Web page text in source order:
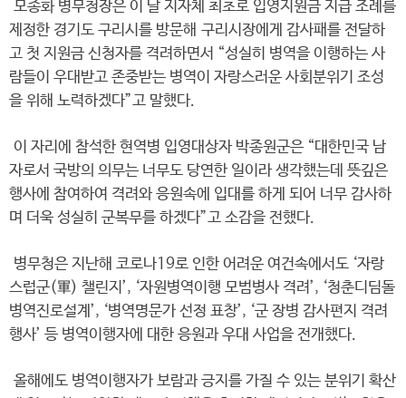
모종화 병무청장은 이 날 지자체 최초로 입영지원금 지급 조례를
제정한 경기도 구리시를 방문해 구리시장에게 감사패를 전달하
고 첫 지원금 신청자를 격려하면서 “성실히 병역을 이행하는 사
람들이 우대받고 존중받는 병역이 자랑스러운 사회분위기 조성
을 위해 노력하겠다”고 말했다.
이 자리에 참석한 현역병 입영대상자 박종원군은 “대한민국 남
자로서 국방의 의무는 너무도 당연한 일이라 생각했는데 뜻깊은
행사에 참여하여 격려와 응원속에 입대를 하게 되어 너무 감사하
며 더욱 성실히 군복무를 하겠다”고 소감을 전했다.
병무청은 지난해 코로나19로 인한 어려운 여건속에서도 ‘자랑
스럽군(軍) 챌린지’, ‘자원병역이행 모범병사 격려’, ‘청춘디딤돌
병역진로설계’, ‘병역명문가 선정 표창’, ‘군 장병 감사편지 격려
행사’ 등 병역이행자에 대한 응원과 우대 사업을 전개했다.
올해에도 병역이행자가 보람과 긍지를 가질 수 있는 분위기 확산